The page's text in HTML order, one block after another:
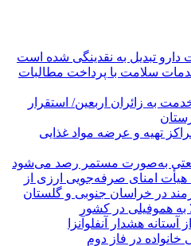
سلامت با پرداخت مطالبات
۱.۷ میلیون خدمت به زائران اربعین/ استقرار
تهیه و عرضه مواد غذایی
به‌صورت مستمر رصد می‌شود
هیأت امنای صرفه‌جویی ارزی از
در خراسان جنوبی و گلستان
هشدار آنفلوآنزا
در فاز دوم